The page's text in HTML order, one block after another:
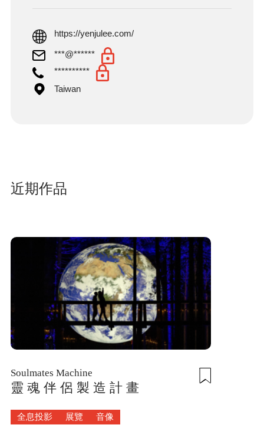
https://yenjulee.com/
***@******
**********
Taiwan
近期作品
Soulmates Machine
靈 魂 伴 侶 製 造 計 畫
全息投影 展覽 音像